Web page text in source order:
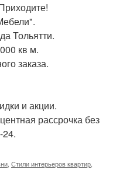
Тольятти.
кв м.
заказа.
и акции.
рассрочка без
Стили интерьеров квартир